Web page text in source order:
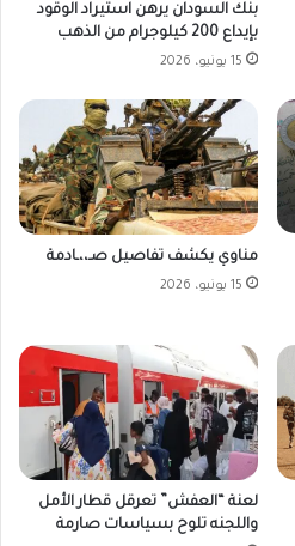
بنك السودان يرهن استيراد الوقود
بإيداع 200 كيلوجرام من الذهب
15 يونيو، 2026
مناوي يكشف تفاصيل صـ،،ـادمة
15 يونيو، 2026
لعنة “العفش” تعرقل قطار الأمل
واللجنه تلوح بسياسات صارمة